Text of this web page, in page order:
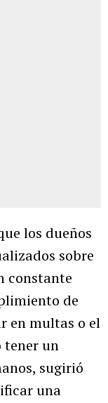
los dueños
sobre
constante
de
en multas o el
tener un
sugirió
una